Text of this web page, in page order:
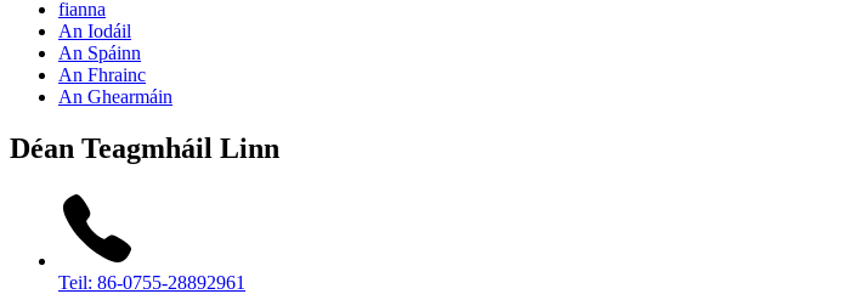
fianna
An Iodáil
An Spáinn
An Fhrainc
An Ghearmáin
Déan Teagmháil Linn
Teil: 86-0755-28892961